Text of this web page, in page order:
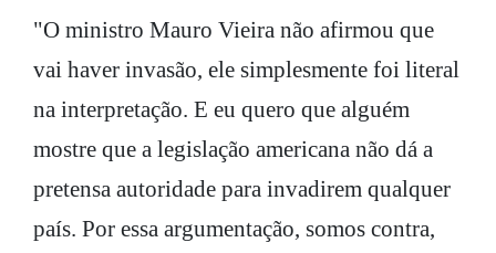
"O ministro Mauro Vieira não afirmou que
vai haver invasão, ele simplesmente foi literal
na interpretação. E eu quero que alguém
mostre que a legislação americana não dá a
pretensa autoridade para invadirem qualquer
país. Por essa argumentação, somos contra,